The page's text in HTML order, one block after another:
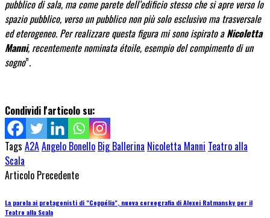
pubblico di sala, ma come parete dell’edificio stesso che si apre verso lo
spazio pubblico, verso un pubblico non più solo esclusivo ma trasversale
ed eterogeneo. Per realizzare questa figura mi sono ispirato aNicoletta
Manni, recentemente nominata étoile, esempio del compimento di un
sogno”.
Condividi l'articolo su:
Tags A2AAngelo Bonello Big Ballerina Nicoletta Manni Teatro alla
Scala
Articolo Precedente
La parola ai protagonisti di "Coppélia", nuova coreografia di Alexei Ratmansky per il
Teatro alla Scala